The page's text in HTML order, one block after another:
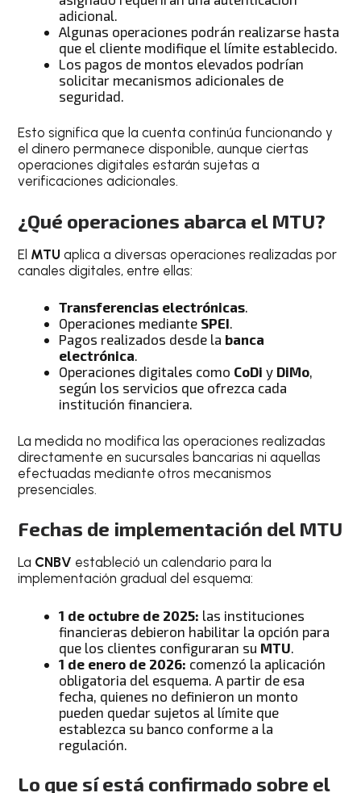
adicional.
Algunas operaciones podrán realizarse hasta
que el cliente modifique el límite establecido.
Los pagos de montos elevados podrían
solicitar mecanismos adicionales de
seguridad.
Esto significa que la cuenta continúa funcionando y
el dinero permanece disponible, aunque ciertas
operaciones digitales estarán sujetas a
verificaciones adicionales.
¿Qué operaciones abarca el MTU?
El MTU aplica a diversas operaciones realizadas por
canales digitales, entre ellas:
Transferencias electrónicas.
Operaciones mediante SPEI.
Pagos realizados desde la banca
electrónica.
Operaciones digitales como CoDi y DiMo,
según los servicios que ofrezca cada
institución financiera.
La medida no modifica las operaciones realizadas
directamente en sucursales bancarias ni aquellas
efectuadas mediante otros mecanismos
presenciales.
Fechas de implementación del MTU
La CNBV estableció un calendario para la
implementación gradual del esquema:
1 de octubre de 2025: las instituciones
financieras debieron habilitar la opción para
que los clientes configuraran su MTU
1 de enero de 2026: comenzó la aplicación
obligatoria del esquema. A partir de esa
fecha, quienes no definieron un monto
pueden quedar sujetos al límite que
establezca su banco conforme a la
regulación.
Lo que sí está confirmado sobre el